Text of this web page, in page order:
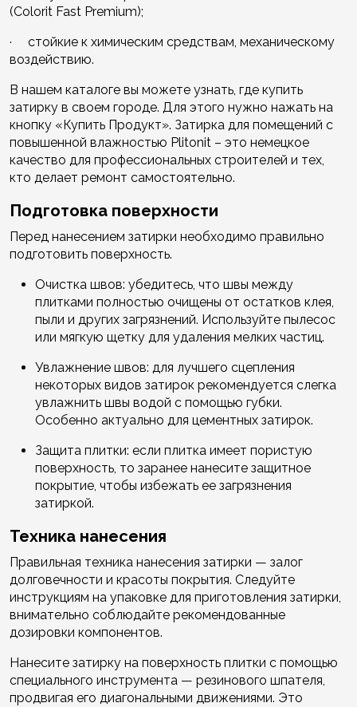
(Colorit Fast Premium);
· стойкие к химическим средствам, механическому
воздействию.
В нашем каталоге вы можете узнать, где купить
затирку в своем городе. Для этого нужно нажать на
кнопку «Купить Продукт». Затирка для помещений с
повышенной влажностью Plitonit – это немецкое
качество для профессиональных строителей и тех,
кто делает ремонт самостоятельно.
Подготовка поверхности
Перед нанесением затирки необходимо правильно
подготовить поверхность.
Очистка швов: убедитесь, что швы между
плитками полностью очищены от остатков клея,
пыли и других загрязнений. Используйте пылесос
или мягкую щетку для удаления мелких частиц.
Увлажнение швов: для лучшего сцепления
некоторых видов затирок рекомендуется слегка
увлажнить швы водой с помощью губки.
Особенно актуально для цементных затирок.
Защита плитки: если плитка имеет пористую
поверхность, то заранее нанесите защитное
покрытие, чтобы избежать ее загрязнения
затиркой.
Техника нанесения
Правильная техника нанесения затирки — залог
долговечности и красоты покрытия. Следуйте
инструкциям на упаковке для приготовления затирки,
внимательно соблюдайте рекомендованные
дозировки компонентов.
Нанесите затирку на поверхность плитки с помощью
специального инструмента — резинового шпателя,
продвигая его диагональными движениями. Это